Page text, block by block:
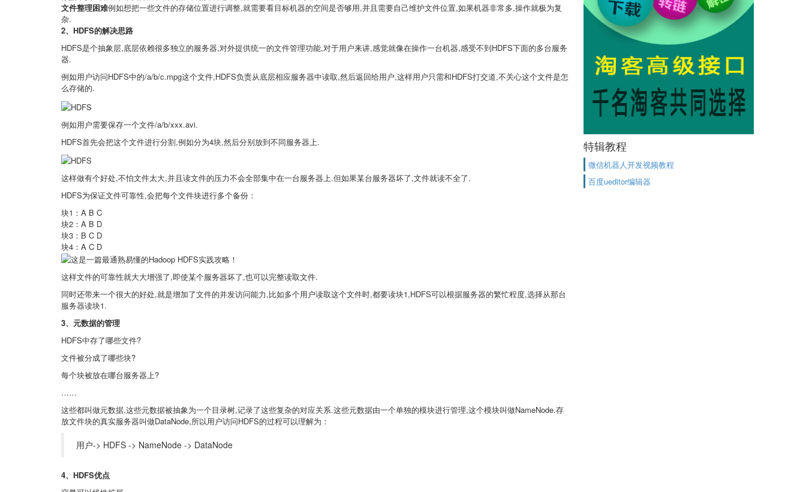
文件整理困难例如想把一些文件的存储位置进行调整,就需要看目标机器的空间是否够用,并且需要自己维护文件位置,如果机器非常多,操作就极为复
杂.
2、HDFS的解决思路
HDFS是个抽象层,底层依赖很多独立的服务器,对外提供统一的文件管理功能,对于用户来讲,感觉就像在操作一台机器,感受不到HDFS下面的多台服务
器.
例如用户访问HDFS中的/a/b/c.mpg这个文件,HDFS负责从底层相应服务器中读取,然后返回给用户,这样用户只需和HDFS打交道,不关心这个文件是怎
么存储的.
例如用户需要保存一个文件/a/b/xxx.avi.
HDFS首先会把这个文件进行分割,例如分为4块,然后分别放到不同服务器上.
这样做有个好处,不怕文件太大,并且读文件的压力不会全部集中在一台服务器上.但如果某台服务器坏了,文件就读不全了.
HDFS为保证文件可靠性,会把每个文件块进行多个备份：
块1：A B C
块2：A B D
块3：B C D
块4：A C D
这样文件的可靠性就大大增强了,即使某个服务器坏了,也可以完整读取文件.
同时还带来一个很大的好处,就是增加了文件的并发访问能力,比如多个用户读取这个文件时,都要读块1,HDFS可以根据服务器的繁忙程度,选择从那台
服务器读块1.
3、元数据的管理
HDFS中存了哪些文件?
文件被分成了哪些块?
每个块被放在哪台服务器上?
……
这些都叫做元数据,这些元数据被抽象为一个目录树,记录了这些复杂的对应关系.这些元数据由一个单独的模块进行管理,这个模块叫做NameNode.存
放文件块的真实服务器叫做DataNode,所以用户访问HDFS的过程可以理解为：
用户-> HDFS -> NameNode -> DataNode
4、HDFS优点
特辑教程
微信机器人开发视频教程
百度ueditor编辑器